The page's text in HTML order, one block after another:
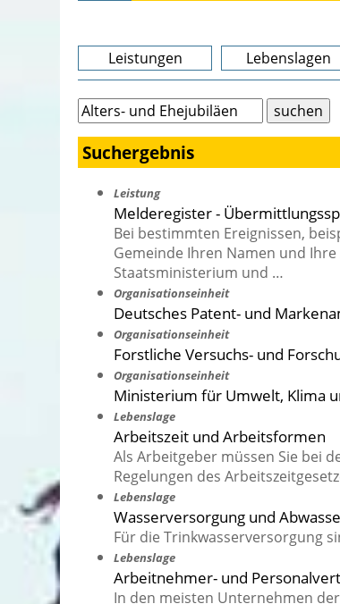
Leistungen Lebenslagen
Suchergebnis
Leistung
Melderegister -
Bei bestimmten Ereignissen,
Gemeinde Ihren Namen und
Staatsministerium und …
Organisationseinheit
Deutsches Patent- und
Organisationseinheit
Forstliche Versuchs- und
Organisationseinheit
Ministerium für Umwelt, Klima
Lebenslage
Arbeitszeit und Arbeitsformen
Als Arbeitgeber müssen Sie bei
Regelungen des
Lebenslage
Wasserversorgung und
Für die Trinkwasserversorgung
Lebenslage
Arbeitnehmer- und
In den meisten Unternehmen